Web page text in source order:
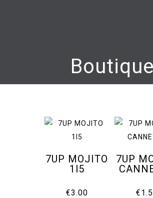
Boutique
7UP MOJITO
1l5
€3.00
7UP
€